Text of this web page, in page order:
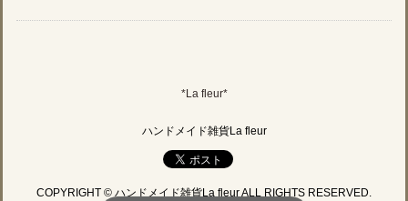
*La fleur*
ハンドメイド雑貨La fleur
COPYRIGHT © ハンドメイド雑貨La fleur ALL RIGHTS RESERVED.